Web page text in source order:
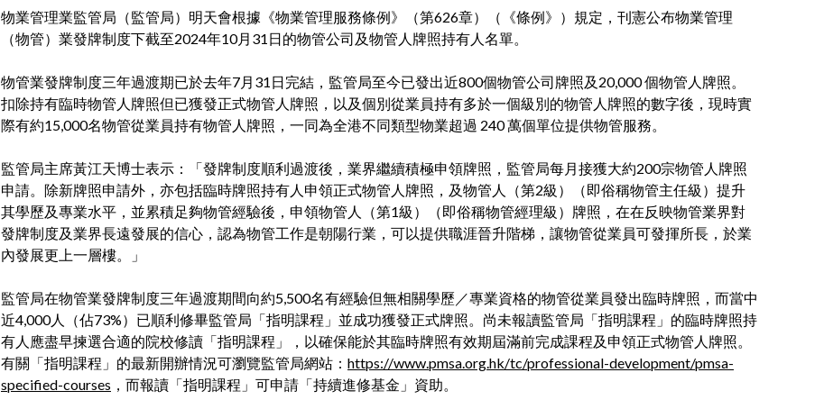
物業管理業監管局（監管局）明天會根據《物業管理服務條例》（第626章）（《條例》）規定，刊憲公布物業管理
（物管）業發牌制度下截至2024年10月31日的物管公司及物管人牌照持有人名單。
物管業發牌制度三年過渡期已於去年7月31日完結，監管局至今已發出近800個物管公司牌照及20,000 個物管人牌照。
扣除持有臨時物管人牌照但已獲發正式物管人牌照，以及個別從業員持有多於一個級別的物管人牌照的數字後，現時實
際有約15,000名物管從業員持有物管人牌照，一同為全港不同類型物業超過 240 萬個單位提供物管服務。
監管局主席黃江天博士表示：「發牌制度順利過渡後，業界繼續積極申領牌照，監管局每月接獲大約200宗物管人牌照
申請。除新牌照申請外，亦包括臨時牌照持有人申領正式物管人牌照，及物管人（第2級）（即俗稱物管主任級）提升
其學歷及專業水平，並累積足夠物管經驗後，申領物管人（第1級）（即俗稱物管經理級）牌照，在在反映物管業界對
發牌制度及業界長遠發展的信心，認為物管工作是朝陽行業，可以提供職涯晉升階梯，讓物管從業員可發揮所長，於業
內發展更上一層樓。」
監管局在物管業發牌制度三年過渡期間向約5,500名有經驗但無相關學歷／專業資格的物管從業員發出臨時牌照，而當中
近4,000人（佔73%）已順利修畢監管局「指明課程」並成功獲發正式牌照。尚未報讀監管局「指明課程」的臨時牌照持
有人應盡早揀選合適的院校修讀「指明課程」，以確保能於其臨時牌照有效期屆滿前完成課程及申領正式物管人牌照。
有關「指明課程」的最新開辦情況可瀏覽監管局網站： https://www.pmsa.org.hk/tc/professional-development/pmsa-
specified-courses ，而報讀「指明課程」可申請「持續進修基金」資助。